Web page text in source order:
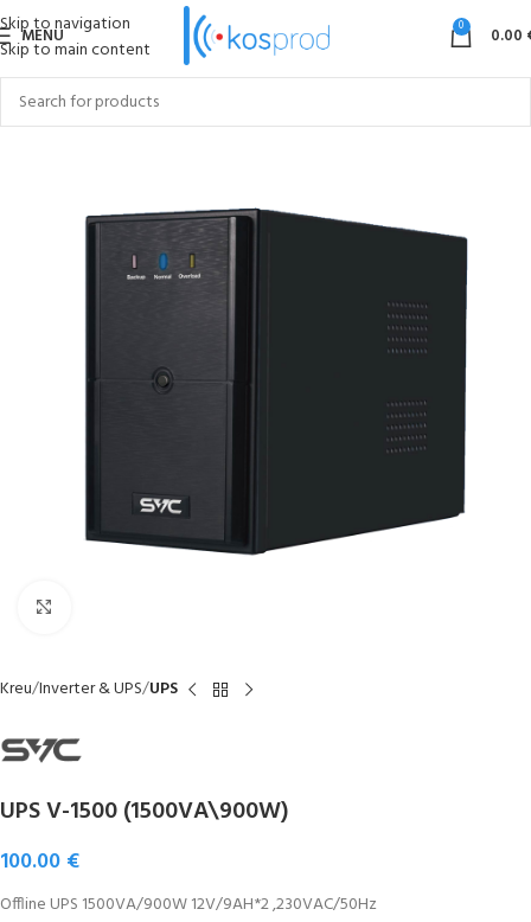
Skip to navigation
Skip to main content
MENU 0 0.00
Kreu Inverter & UPS UPS
UPS V-1500 (1500VA\900W)
100.00 €
Offline UPS 1500VA/900W 12V/9AH*2 ,230VAC/50Hz